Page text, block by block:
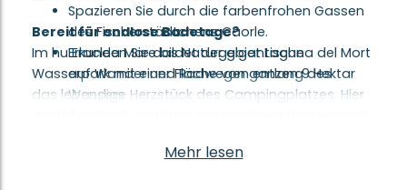
Bereit für endlose Badetage?
Im hu Eraclea Mare bildet der gigantische
Wasserpark mit einer Fläche von ganzen 9 Hektar
das lebendige Herzstück des Campingplatzes. Hier
Wasserspielplätze und großzügige Pools zum
Spazieren Sie durch die farbenfrohen Gassen
des Fischerstädtchens Caorle.
Erkunden Sie das Naturgebiet Laguna del Mort
auf Wander und Radwegen entlang des
Wassers.
Mehr lesen